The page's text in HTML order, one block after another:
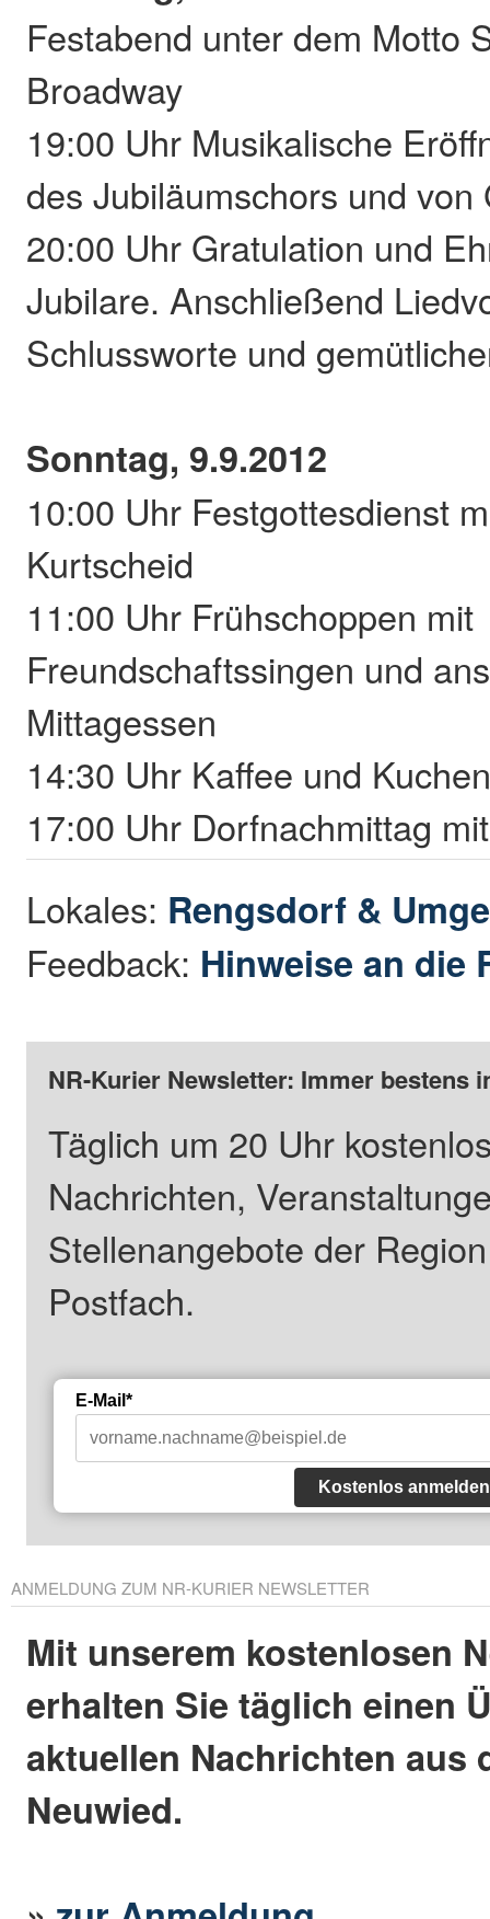
Festabend unter dem Motto
Broadway
19:00 Uhr Musikalische
des Jubiläumschors und von
20:00 Uhr Gratulation und
Jubilare. Anschließend
Schlussworte und
Sonntag, 9.9.2012
10:00 Uhr Festgottesdienst
Kurtscheid
11:00 Uhr Frühschoppen mit
Freundschaftssingen und
Mittagessen
14:30 Uhr Kaffee und
17:00 Uhr Dorfnachmittag
Lokales: Rengsdorf &
Feedback: Hinweise an die
NR-Kurier Newsletter: Immer bestens
Täglich um 20 Uhr
Nachrichten,
Stellenangebote der
Postfach.
E-Mail*
Kostenlos anmelden
ANMELDUNG ZUM NR-KURIER NEWSLETTER
Mit unserem kostenlosen
erhalten Sie täglich einen
aktuellen Nachrichten aus
Neuwied.